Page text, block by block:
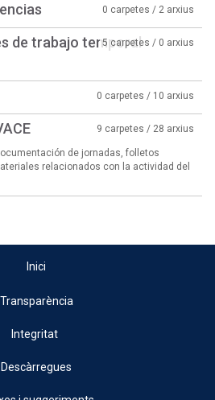
0 carpetes / 2 arxius
de trabajo temporal5 carpetes / 0 arxius
0 carpetes / 10 arxius
9 carpetes / 28 arxius
de jornadas, folletos
relacionados con la actividad del
Inici
Transparència
Integritat
Descàrregues